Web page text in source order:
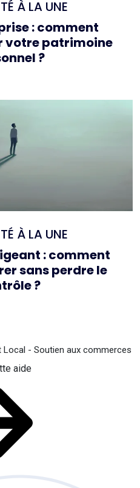
À LA UNE
: comment
votre patrimoine
?
À LA UNE
: comment
sans perdre le
?
Local - Soutien aux commerces
aide